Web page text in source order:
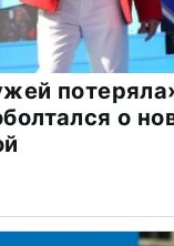
о